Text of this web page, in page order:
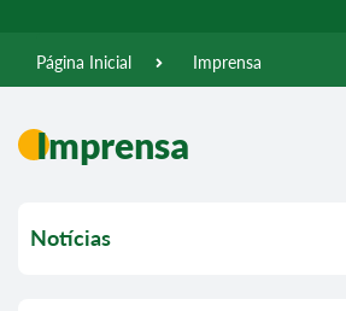
Página Inicial Imprensa
Imprensa
Notícias